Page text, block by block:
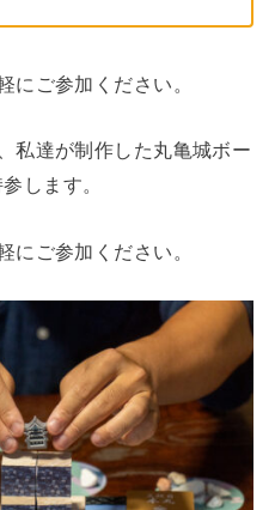
にご参加ください。
私達が制作した丸亀城ボー
します。
にご参加ください。